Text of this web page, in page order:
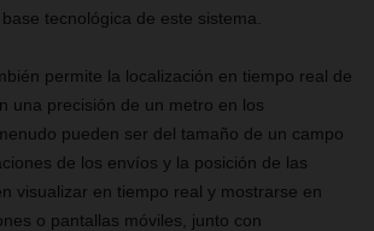
tecnológica de este sistema.
permite la localización en tiempo real de
una precisión de un metro en los
pueden ser del tamaño de un campo
de los envíos y la posición de las
visualizar en tiempo real y mostrarse en
o pantallas móviles, junto con